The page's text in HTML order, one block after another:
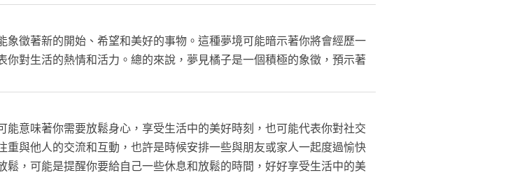
徵著新的開始、希望和美好的事物。這種夢境可能暗示著你將會經歷一
對生活的熱情和活力。總的來說，夢見橘子是一個積極的象徵，預示著
意味著你需要放鬆身心，享受生活中的美好時刻，也可能代表你對社交
與他人的交流和互動，也許是時候安排一些與朋友或家人一起度過愉快
，可能是提醒你要給自己一些休息和放鬆的時間，好好享受生活中的美